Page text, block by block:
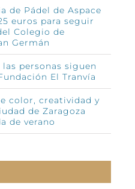
de Pádel de Aspace
euros para seguir
Colegio de
Germán
personas siguen
El Tranvía
color, creatividad y
de Zaragoza
de verano